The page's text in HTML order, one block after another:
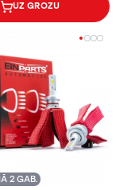
UZ GROZU
2 GAB.